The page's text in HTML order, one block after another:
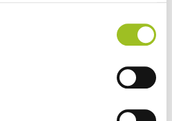
dat informatie die door
wordt gepubliceerd
en/of aangepast.
wijzigingen met